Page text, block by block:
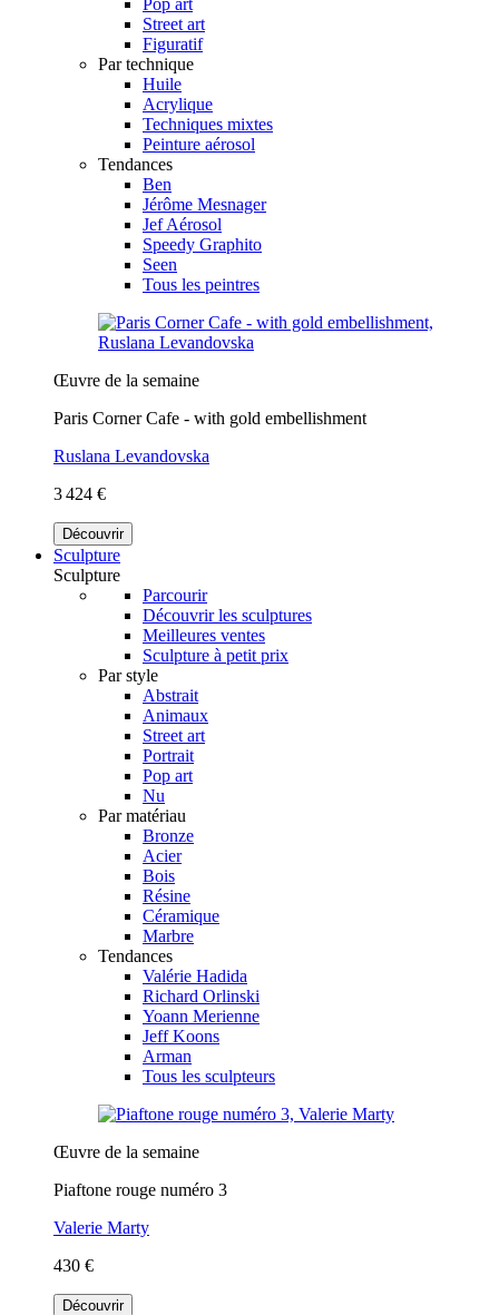
Street art
Figuratif
Par technique
Huile
Acrylique
Techniques mixtes
Peinture aérosol
Tendances
Ben
Jérôme Mesnager
Jef Aérosol
Speedy Graphito
Seen
Tous les peintres
Œuvre de la semaine
Paris Corner Cafe - with gold embellishment
Ruslana Levandovska
3 424 €
Découvrir
Sculpture
Sculpture
Parcourir
Découvrir les sculptures
Meilleures ventes
Sculpture à petit prix
Par style
Abstrait
Animaux
Street art
Portrait
Pop art
Nu
Par matériau
Bronze
Acier
Bois
Résine
Céramique
Marbre
Tendances
Valérie Hadida
Richard Orlinski
Yoann Merienne
Jeff Koons
Arman
Tous les sculpteurs
Œuvre de la semaine
Piaftone rouge numéro 3
Valerie Marty
430 €
Découvrir